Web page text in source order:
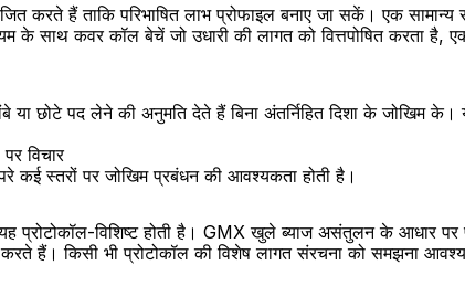
करते हैं ताकि परिभाषित लाभ प्रोफाइल बनाए जा सकें। एक
के साथ कवर कॉल बेचें जो उधारी की लागत को वित्तपोषित करता है,
या छोटे पद लेने की अनुमति देते हैं बिना अंतर्निहित दिशा के जोखिम
विचार
कई स्तरों पर जोखिम प्रबंधन की आवश्यकता होती है।
प्रोटोकॉल-विशिष्ट होती है। GMX खुले ब्याज असंतुलन के आधार
करते हैं। किसी भी प्रोटोकॉल की विशेष लागत संरचना को समझना